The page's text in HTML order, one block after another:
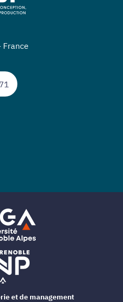
France
et de management